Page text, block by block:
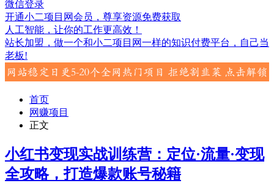
微信登录
开通小二项目网会员，尊享资源免费获取
人工智能，让你的工作更高效！
站长加盟，做一个和小二项目网一样的知识付费平台，自己当
老板!
首页
网赚项目
正文
小红书变现实战训练营：定位·流量·变现
全攻略，打造爆款账号秘籍